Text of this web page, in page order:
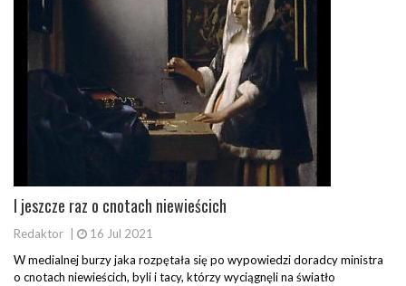
I jeszcze raz o cnotach niewieścich
Redaktor
16 Jul 2021
W medialnej burzy jaka rozpętała się po wypowiedzi doradcy ministra
o cnotach niewieścich, byli i tacy, którzy wyciągnęli na światło